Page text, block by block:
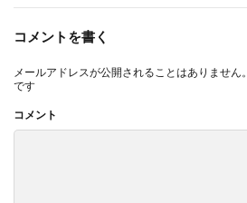
コメントを書く
メールアドレスが公開されることはありません。
です
コメント